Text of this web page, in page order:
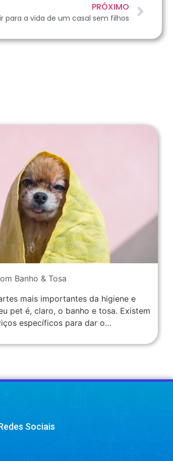
PRÓXIMO
a vida de um casal sem filhos
Banho & Tosa
mais importantes da higiene e
pet é, claro, o banho e tosa. Existem
específicos para dar o…
Sociais